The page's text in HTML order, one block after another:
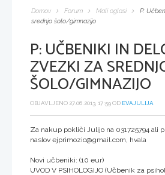
Domov Forum Mali oglasi
P:
srednjo šolo/gimnazijo
P: UČBENIKI IN
ZVEZKI ZA
ŠOLO/GIMNAZIJO
OBJAVLJENO 27.06.2013, 17:59 OD EVAJULIJA
Za nakup pokliči Julijo na 031725794 ali
naslov ejprimozic@gmail.com, hvala
Novi učbeniki: (10 eur)
UVOD V PSIHOLOGIJO (Učbenik za